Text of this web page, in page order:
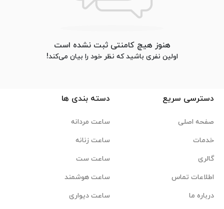
هنوز هیچ کامنتی ثبت نشده است
اولین نفری باشید که نظر خود را بیان می‌کند!
دسترسی سریع
صفحه اصلی
خدمات
گالری
اطلاعات تماس
درباره ما
دسته بندی ها
ساعت مردانه
ساعت زنانه
ساعت ست
ساعت هوشمند
ساعت دیواری